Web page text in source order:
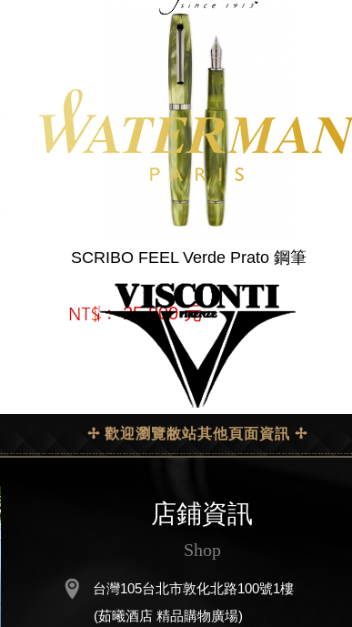
SCRIBO FEEL Verde Prato 鋼筆
網購﹕25,800元
✢ 歡迎瀏覽敝站其他頁面資訊 ✢
店鋪資訊
Shop
台灣105台北市敦化北路100號1樓
(茹曦酒店 精品購物廣場)